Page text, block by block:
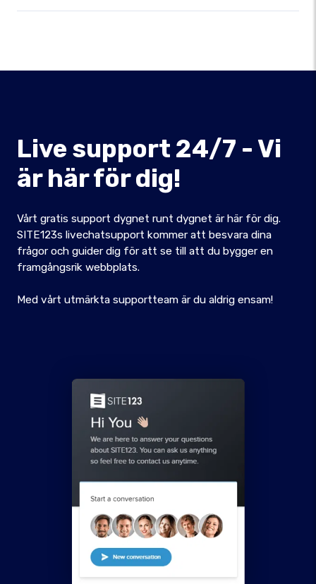
Live support 24/7 - Vi
är här för dig!
Vårt gratis support dygnet runt dygnet är här för dig.
SITE123s livechatsupport kommer att besvara dina
frågor och guider dig för att se till att du bygger en
framgångsrik webbplats.
Med vårt utmärkta supportteam är du aldrig ensam!